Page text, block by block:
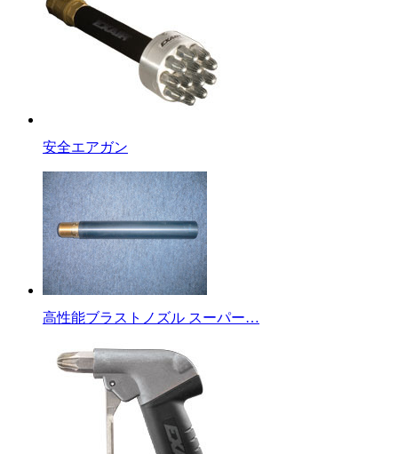
安全エアガン
高性能ブラストノズル スーパー…